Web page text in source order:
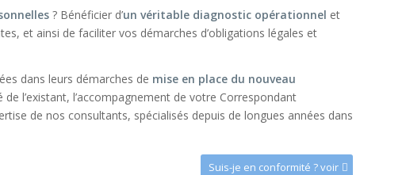
? Bénéficier d’un véritable diagnostic opérationnel et
et ainsi de faciliter vos démarches d’obligations légales et
dans leurs démarches de mise en place du nouveau
l’existant, l’accompagnement de votre Correspondant
de nos consultants, spécialisés depuis de longues années dans
Suis-je en conformité ? voir